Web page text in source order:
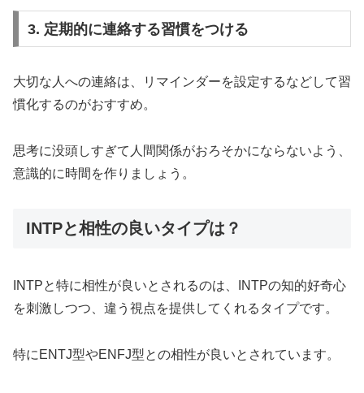
3. 定期的に連絡する習慣をつける
大切な人への連絡は、リマインダーを設定するなどして習
慣化するのがおすすめ。
思考に没頭しすぎて人間関係がおろそかにならないよう、
意識的に時間を作りましょう。
INTPと相性の良いタイプは？
INTPと特に相性が良いとされるのは、INTPの知的好奇心
を刺激しつつ、違う視点を提供してくれるタイプです。
特にENTJ型やENFJ型との相性が良いとされています。